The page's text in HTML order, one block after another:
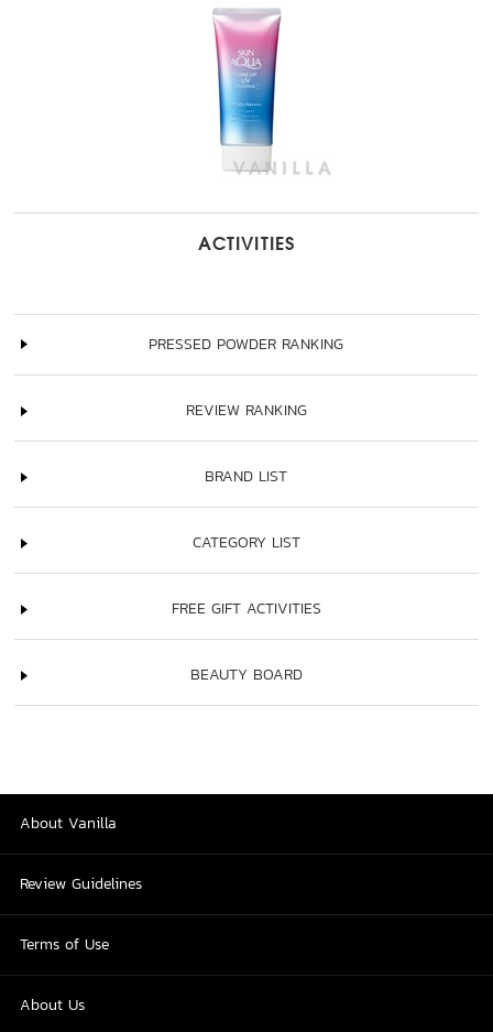
ACTIVITIES
PRESSED POWDER RANKING
REVIEW RANKING
BRAND LIST
CATEGORY LIST
FREE GIFT ACTIVITIES
BEAUTY BOARD
About Vanilla
Review Guidelines
Terms of Use
About Us